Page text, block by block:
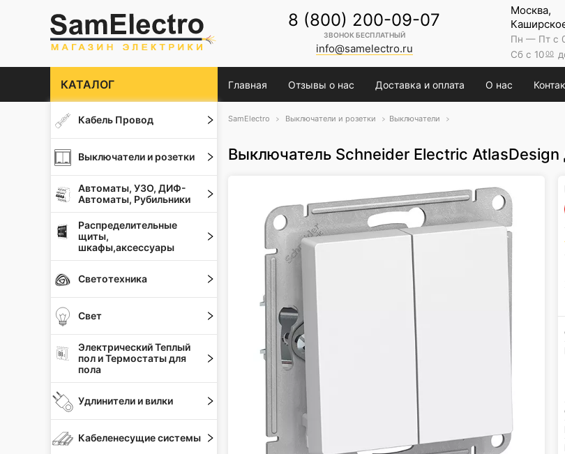
8 (800) 200-09-07
ЗВОНОК БЕСПЛАТНЫЙ
info@samelectro.ru
Москва,
Пн — Пт с
Сб с 1000
КАТАЛОГ Главная Отзывы о нас Доставка и оплата О нас
Кабель Провод
Выключатели и розетки
Автоматы, УЗО, ДИФ-
Автоматы, Рубильники
Распределительные
щиты,
шкафы,аксессуары
Светотехника
Свет
Электрический Теплый
пол и Термостаты для
пола
Удлинители и вилки
Кабеленесущие системы
SamElectro Выключатели и розетки Выключатели
Выключатель Schneider Electric